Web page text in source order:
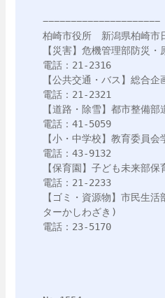
−−−−−−−−−−−−−−−−−−−−−
柏崎市役所　新潟県柏崎市
【災害】危機管理部防災・
電話：21-2316
【公共交通・バス】総合企
電話：21-2321
【道路・除雪】都市整備部
電話：41-5059
【小・中学校】教育委員会
電話：43-9132
【保育園】子ども未来部保
電話：21-2233
【ゴミ・資源物】市民生
ターかしわざき)
電話：23-5170